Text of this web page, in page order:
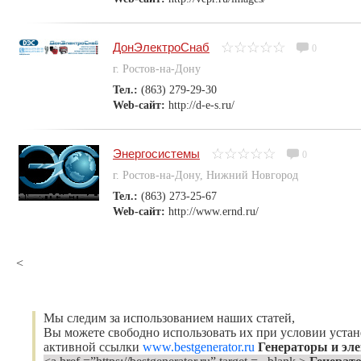
ДонЭлектроСнаб 0
г. Ростов-на-Дону
Тел.: (863) 279-29-30
Web-сайт: http://d-e-s.ru/
Энергосистемы 0
г. Ростов-на-Дону, Нижний Новгород
Тел.: (863) 273-25-67
Web-сайт: http://www.ernd.ru/
<
Мы следим за использованием наших статей,
Вы можете свободно использовать их при условии
активной ссылки www.bestgenerator.ru Генераторы и